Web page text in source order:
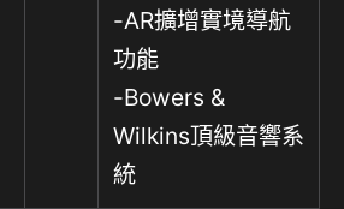
-AR擴增實境導航
功能
-Bowers &
Wilkins頂級音響系
統